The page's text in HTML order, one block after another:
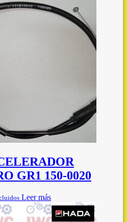
GR1 150-0020
Leer más